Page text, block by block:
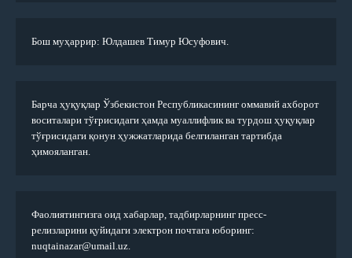
Бош муҳаррир: Юлдашев Тимур Юсуфович.
Барча ҳуқуқлар Ўзбекистон Республикасининг оммавий ахборот
воситалари тўғрисидаги ҳамда муаллифлик ва турдош ҳуқуқлар
тўғрисидаги қонун ҳужжатларида белгиланган тартибда
ҳимояланган.
Фаолиятингизга оид хабарлар, тадбирларнинг пресс-
релизларини қуйидаги электрон почтага юборинг:
nuqtainazar@umail.uz.